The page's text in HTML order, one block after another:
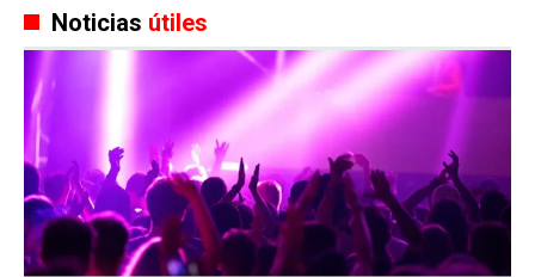
Noticias útiles